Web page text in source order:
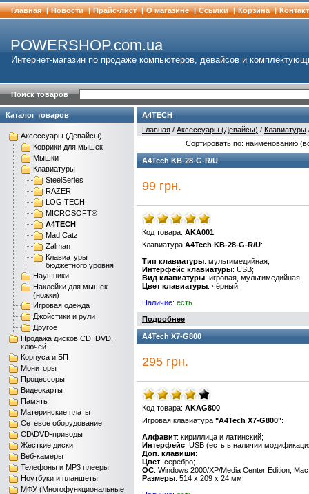
Главная | Новости | Прайс-лист | О магазине | Cсылки | Корзина |
POWERSHOP.com.ua
Интернет-магазин по продаже компьютеров, девайсов и
Поиск товаров
Каталог товаров
Аксессуары (Девайсы)
Коврики для мышек
Мышки
Клавиатуры
SteelSeries
RAZER
LOGITECH
MICROSOFT®
A4TECH
Mad Catz
Zalman
Клавиатуры
бюджетного уровня
Наушники
Наклейки для мышек
(ножки)
Игровая одежда
Джойстики и рули
Другое
Продажа дисков CD, DVD,
ключей
Корпуса и БП
Мониторы
Процессоры
Видеокарты
Память
Материнские платы
Сетевое оборудование
CD\DVD-приводы
Жесткие диски
Веб-камеры
Телефоны и MP3 плееры
Ноутбуки и планшеты
МФУ (Многофункциональные
A4TECH
Главная / Аксессуары (Девайсы) / Клавиатуры
Сортировать по: наименованию (
A4Tech KB-28-G-R/U
99 грн.
Код товара: AKA001
Клавиатура A4Tech KB-28-G-R/U:
Тип клавиатуры: мультимедийная;
Интерфейс клавиатуры: USB;
Вид клавиатуры: игровая, мультимедийная;
Цвет клавиатуры: чёрный.
Наличие: есть
Подробнее
A4Tech X7-G800
295 грн.
Код товара: AKAG800
Игровая клавиатура "A4Tech X7-G800":
Алфавит: кириллица и латинский;
Интерфейс: USB (есть в наличии
Доп. клавиши:
Цвет: серебро;
ОС: Windows 2000/XP/Media Center Edition,
Размеры: 514 x 209 x 24 мм